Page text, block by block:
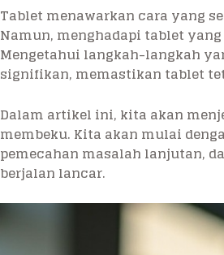
Tablet menawarkan cara yang
Namun, menghadapi tablet
Mengetahui langkah-langkah
signifikan, memastikan tablet
Dalam artikel ini, kita akan
membeku. Kita akan mulai
pemecahan masalah lanjutan,
berjalan lancar.